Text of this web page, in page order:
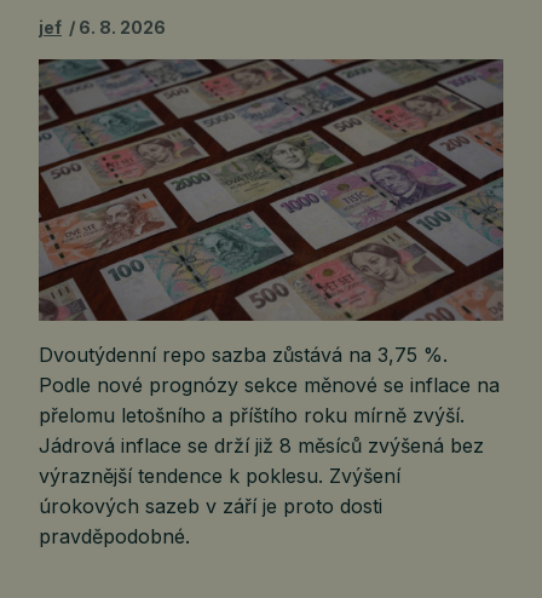
jef 6. 8. 2026
Dvoutýdenní repo sazba zůstává na 3,75 %.
Podle nové prognózy sekce měnové se inflace na
přelomu letošního a příštího roku mírně zvýší.
Jádrová inflace se drží již 8 měsíců zvýšená bez
výraznější tendence k poklesu. Zvýšení
úrokových sazeb v září je proto dosti
pravděpodobné.